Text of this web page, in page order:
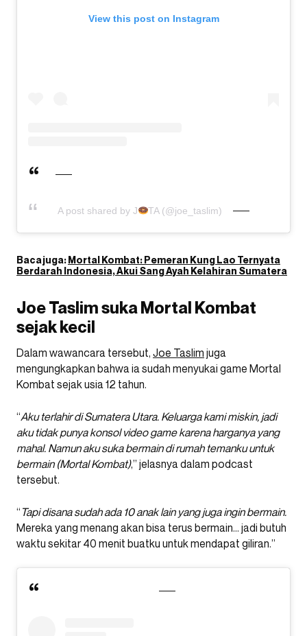
View this post on Instagram
A post shared by J TA (@joe_taslim)
Baca juga:Mortal Kombat: Pemeran Kung Lao Ternyata
Berdarah Indonesia, Akui Sang Ayah Kelahiran Sumatera
Joe Taslim suka Mortal Kombat
sejak kecil
Dalam wawancara tersebut, Joe Taslim juga
mengungkapkan bahwa ia sudah menyukai game Mortal
Kombat sejak usia 12 tahun.
“Aku terlahir di Sumatera Utara. Keluarga kami miskin, jadi
aku tidak punya konsol video game karena harganya yang
mahal. Namun aku suka bermain di rumah temanku untuk
bermain (Mortal Kombat),” jelasnya dalam podcast
tersebut.
“ Tapi disana sudah ada 10 anak lain yang juga ingin bermain.
Mereka yang menang akan bisa terus bermain… jadi butuh
waktu sekitar 40 menit buatku untuk mendapat giliran.”